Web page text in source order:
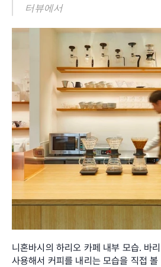
터뷰에서
니혼바시의 하리오 카페 내부 모습. 바
사용해서 커피를 내리는 모습을 직접